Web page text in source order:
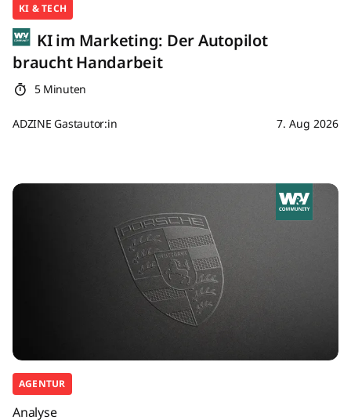
KI & TECH
KI im Marketing: Der Autopilot
braucht Handarbeit
5 Minuten
ADZINE Gastautor:in 7. Aug 2026
AGENTUR
Analyse